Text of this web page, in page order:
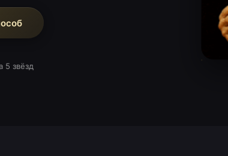
5 звёзд